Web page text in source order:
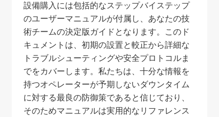
設備購入には包括的なステップバイステップ
のユーザーマニュアルが付属し、あなたの技
術チームの決定版ガイドとなります。このド
キュメントは、初期の設置と較正から詳細な
トラブルシューティングや安全プロトコルま
でをカバーします。私たちは、十分な情報を
持つオペレーターが予期しないダウンタイム
に対する最良の防御策であると信じており、
そのためマニュアルは実用的なリファレンス